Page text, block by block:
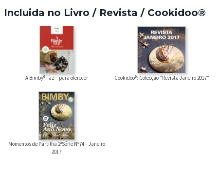
Incluida no Livro / Revista / Cookidoo®
A Bimby® Faz – para oferecer Cookidoo®: Colecção “Revista Janeiro 2017”
Momentos de Partilha 2ªSérie Nº74 – Janeiro
2017